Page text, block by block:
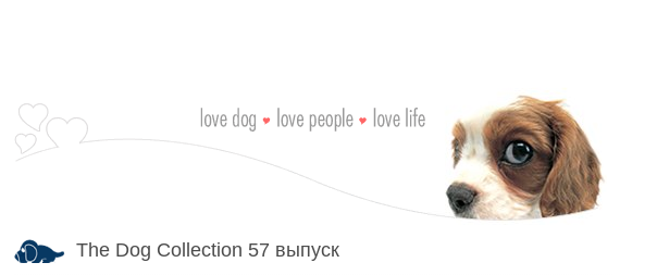
The Dog Collection 57 выпуск